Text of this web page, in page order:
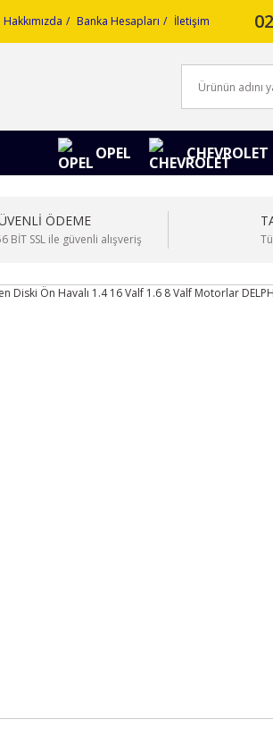
Hakkımızda Banka Hesapları İletişim
OPEL CHEVROLET
ÖDEME
BİT SSL ile güvenli alışveriş